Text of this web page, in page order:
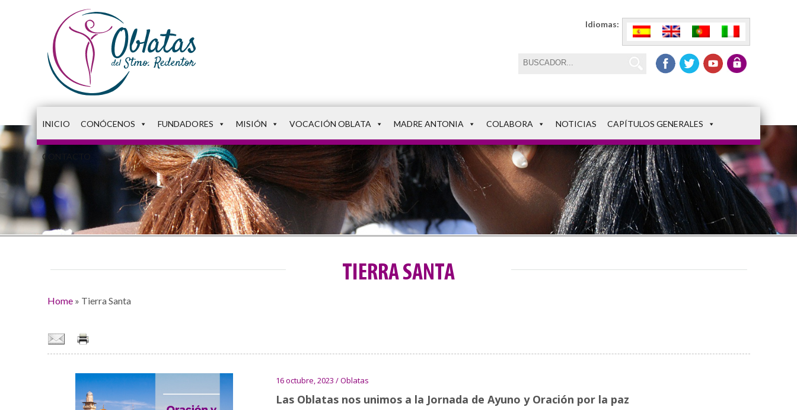
Idiomas:
INICIO CONÓCENOS FUNDADORES MISIÓN VOCACIÓN OBLATA MADRE ANTONIA COLABORA NOTICIAS CAPÍTULOS GENERALES
CONTACTO
TIERRA SANTA
Home» Tierra Santa
16 octubre, 2023 / Oblatas
Las Oblatas nos unimos a la Jornada de Ayuno y Oración por la paz